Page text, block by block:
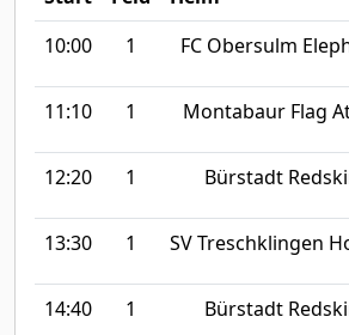
10:00
1 FC Obersulm
11:10 1 Montabaur Flag
12:20 1 Bürstadt
13:30 1 SV Treschklingen
14:40 1 Bürstadt